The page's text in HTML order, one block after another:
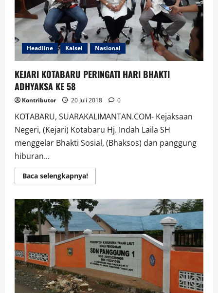
Headline Kalsel Nasional
KEJARI KOTABARU PERINGATI HARI BHAKTI
ADHYAKSA KE 58
Kontributor 20 Juli 2018 0
KOTABARU, SUARAKALIMANTAN.COM- Kejaksaan
Negeri, (Kejari) Kotabaru Hj. Indah Laila SH
menggelar Bhakti Sosial, (Bhaksos) dan panggung
hiburan...
Baca selengkapnya!Read
more
KOTABARU
PERINGATI
HARI
BHAKTI
ADHYAKSA
KE
58